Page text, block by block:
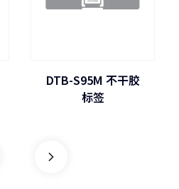
DTB-S95M 不干胶
标签